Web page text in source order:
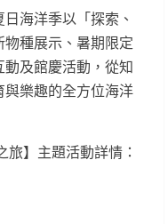
海洋季以「探索、
種展示、暑期限定
及館慶活動，從知
樂趣的全方位海洋
旅】主題活動詳情：